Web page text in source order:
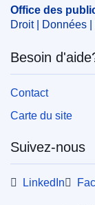
CELEX :
ELI :C/2024/
OJ :
IMMC :
pdfa2a
Office des
Droit | Données
Besoin
Contact
Carte du site
Suivez-nous
LinkedIn